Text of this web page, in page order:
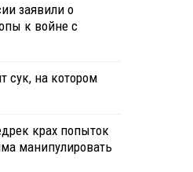
заявили о
к войне с
сук, на котором
крах попыток
манипулировать